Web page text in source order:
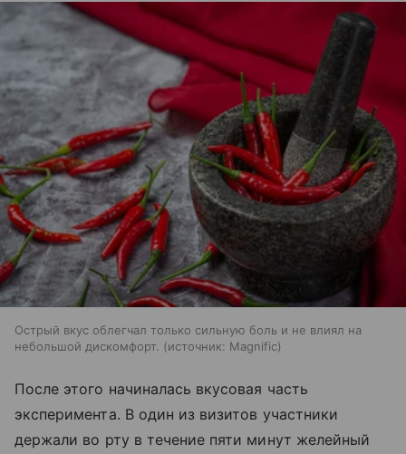
Острый вкус облегчал только сильную боль и не влиял на
небольшой дискомфорт.
источник: Magnific
После этого начиналась вкусовая часть
эксперимента. В один из визитов участники
держали во рту в течение пяти минут желейный